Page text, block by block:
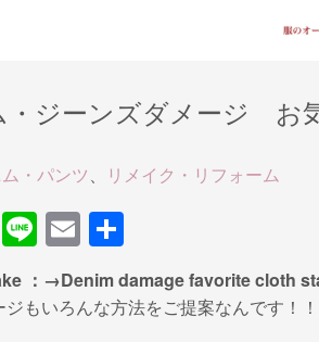
・ジーンズダメージ お
・パンツ、 リメイク・リフォーム
F Li
e
E
m
ail
有
：→Denim damage favorite cloth
ジもいろんな方法をご提案なんです！